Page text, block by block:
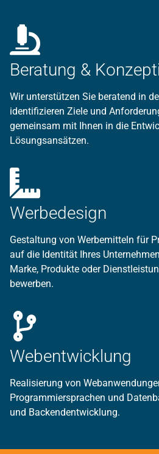
Beratung &
Wir unterstützen Sie beratend in
identifizieren Ziele und
gemeinsam mit Ihnen in die
Lösungsansätzen.
Werbedesign
Gestaltung von Werbemitteln für
auf die Identität Ihres
Marke, Produkte oder
bewerben.
Webentwicklung
Realisierung von
Programmiersprachen und
und Backendentwicklung.